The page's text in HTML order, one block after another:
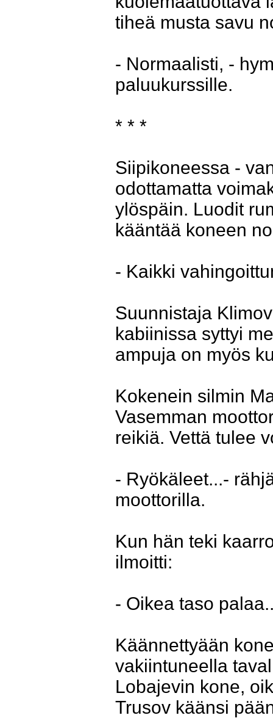
tiheä musta savu
- Normaalisti, -
paluukurssille.
* * *
Siipikoneessa -
odottamatta
ylöspäin. Luodit
kääntää koneen
- Kaikki
Suunnistaja
kabiinissa syttyi
ampuja on myös
Kokenein silmin
Vasemman
reikiä. Vettä tulee
- Ryökäleet...-
moottorilla.
Kun hän teki
ilmoitti:
- Oikea taso
Käännettyään
vakiintuneella
Lobajevin kone,
Trusov käänsi